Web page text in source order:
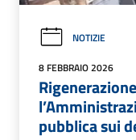
NOTIZIE
8 FEBBRAIO 2026
pubblica sui